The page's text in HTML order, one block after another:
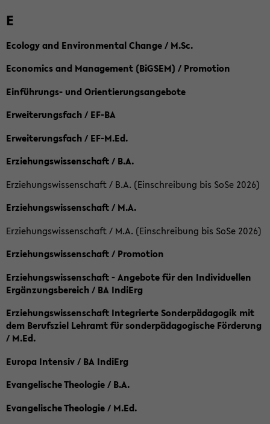
E
Ecology and Environmental Change / M.Sc.
Economics and Management (BiGSEM) / Promotion
Einführungs- und Orientierungsangebote
Erweiterungsfach / EF-BA
Erweiterungsfach / EF-M.Ed.
Erziehungswissenschaft / B.A.
Erziehungswissenschaft / B.A. (Einschreibung bis SoSe 2026)
Erziehungswissenschaft / M.A.
Erziehungswissenschaft / M.A. (Einschreibung bis SoSe 2026)
Erziehungswissenschaft / Promotion
Erziehungswissenschaft - Angebote für den Individuellen
Ergänzungsbereich / BA IndiErg
Erziehungswissenschaft Integrierte Sonderpädagogik mit
dem Berufsziel Lehramt für sonderpädagogische Förderung
/ M.Ed.
Europa Intensiv / BA IndiErg
Evangelische Theologie / B.A.
Evangelische Theologie / M.Ed.